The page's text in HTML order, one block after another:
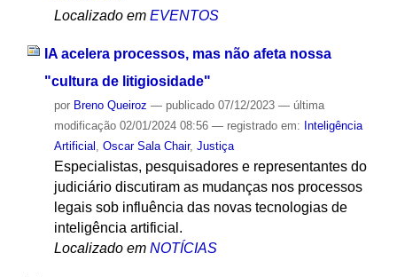
Localizado em EVENTOS
IA acelera processos, mas não afeta nossa
"cultura de litigiosidade"
por Breno Queiroz — publicado07/12/2023 — última
modificação02/01/2024 08:56 — registrado em: Inteligência
Artificial Oscar Sala Chair, Justiça
Especialistas, pesquisadores e representantes do
judiciário discutiram as mudanças nos processos
legais sob influência das novas tecnologias de
inteligência artificial.
Localizado em NOTÍCIAS